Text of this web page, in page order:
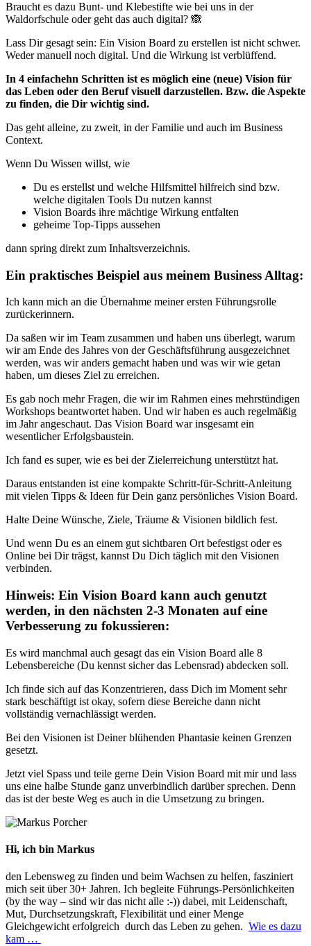
Braucht es dazu Bunt- und Klebestifte wie bei uns in der
Waldorfschule oder geht das auch digital? 🙈
Lass Dir gesagt sein: Ein Vision Board zu erstellen ist nicht schwer.
Weder manuell noch digital. Und die Wirkung ist verblüffend.
In 4 einfachehn Schritten ist es möglich eine (neue) Vision für
das Leben oder den Beruf visuell darzustellen. Bzw. die Aspekte
zu finden, die Dir wichtig sind.
Das geht alleine, zu zweit, in der Familie und auch im Business
Context.
Wenn Du Wissen willst, wie
Du es erstellst und welche Hilfsmittel hilfreich sind bzw.
welche digitalen Tools Du nutzen kannst
Vision Boards ihre mächtige Wirkung entfalten
geheime Top-Tipps aussehen
dann spring direkt zum Inhaltsverzeichnis.
Ein praktisches Beispiel aus meinem Business Alltag:
Ich kann mich an die Übernahme meiner ersten Führungsrolle
zurückerinnern.
Da saßen wir im Team zusammen und haben uns überlegt, warum
wir am Ende des Jahres von der Geschäftsführung ausgezeichnet
werden, was wir anders gemacht haben und was wir wie getan
haben, um dieses Ziel zu erreichen.
Es gab noch mehr Fragen, die wir im Rahmen eines mehrstündigen
Workshops beantwortet haben. Und wir haben es auch regelmäßig
im Jahr angeschaut. Das Vision Board war insgesamt ein
wesentlicher Erfolgsbaustein.
Ich fand es super, wie es bei der Zielerreichung unterstützt hat.
Daraus entstanden ist eine kompakte Schritt-für-Schritt-Anleitung
mit vielen Tipps & Ideen für Dein ganz persönliches Vision Board.
Halte Deine Wünsche, Ziele, Träume & Visionen bildlich fest.
Und wenn Du es an einem gut sichtbaren Ort befestigst oder es
Online bei Dir trägst, kannst Du Dich täglich mit den Visionen
verbinden.
Hinweis: Ein Vision Board kann auch genutzt
werden, in den nächsten 2-3 Monaten auf eine
Verbesserung zu fokussieren:
Es wird manchmal auch gesagt das ein Vision Board alle 8
Lebensbereiche (Du kennst sicher das Lebensrad) abdecken soll.
Ich finde sich auf das Konzentrieren, dass Dich im Moment sehr
stark beschäftigt ist okay, sofern diese Bereiche dann nicht
vollständig vernachlässigt werden.
Bei den Visionen ist Deiner blühenden Phantasie keinen Grenzen
gesetzt.
Jetzt viel Spass und teile gerne Dein Vision Board mit mir und lass
uns eine halbe Stunde ganz unverbindlich darüber sprechen. Denn
das ist der beste Weg es auch in die Umsetzung zu bringen.
Hi, ich bin Markus
den Lebensweg zu finden und beim Wachsen zu helfen, fasziniert
mich seit über 30+ Jahren. Ich begleite Führungs-Persönlichkeiten
(by the way – sind wir das nicht alle :-)) dabei, mit Leidenschaft,
Mut, Durchsetzungskraft, Flexibilität und einer Menge
Gleichgewicht erfolgreich durch das Leben zu gehen. Wie es dazu
kam …